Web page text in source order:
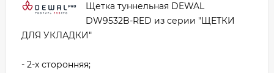
Щетка туннельная DEWAL
DW9532B-RED из серии "ЩЕТКИ
ДЛЯ УКЛАДКИ"
- 2-х сторонняя;